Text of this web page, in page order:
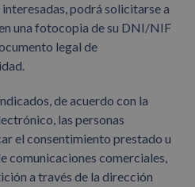
podrá solicitarse a
una fotocopia de su DNI/NIF
legal de
de acuerdo con la
las personas
el consentimiento prestado u
comunicaciones comerciales,
a través de la dirección